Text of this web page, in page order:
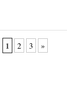
1 2 3 »